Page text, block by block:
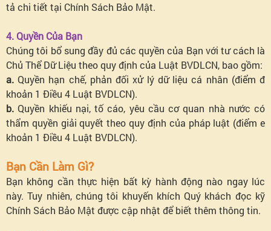
tả chi tiết tại Chính Sách Bảo Mật.
4. Quyền Của Bạn
Chúng tôi bổ sung đầy đủ các quyền của Bạn với tư cách là
Chủ Thể Dữ Liệu theo quy định của Luật BVDLCN, bao gồm:
a. Quyền hạn chế, phản đối xử lý dữ liệu cá nhân (điểm đ
khoản 1 Điều 4 Luật BVDLCN).
b. Quyền khiếu nại, tố cáo, yêu cầu cơ quan nhà nước có
thẩm quyền giải quyết theo quy định của pháp luật (điểm e
khoản 1 Điều 4 Luật BVDLCN).
Bạn Cần Làm Gì?
Bạn không cần thực hiện bất kỳ hành động nào ngay lúc
này. Tuy nhiên, chúng tôi khuyến khích Quý khách đọc kỹ
Chính Sách Bảo Mật được cập nhật để biết thêm thông tin.